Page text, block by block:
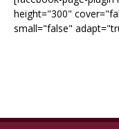
height="300"
small="false"